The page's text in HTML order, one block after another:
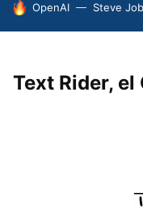
HOY SE HABLA DE
OpenAI Steve
Text Rider, el